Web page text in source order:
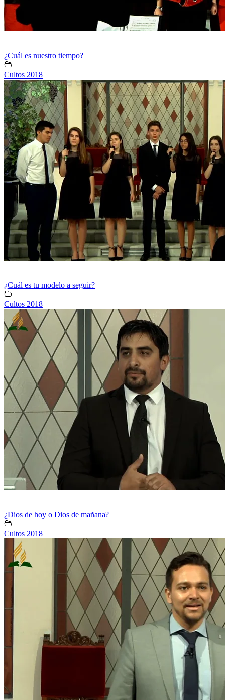
¿Cuál es nuestro tiempo?
Cultos 2018
¿Cuál es tu modelo a seguir?
Cultos 2018
¿Dios de hoy o Dios de mañana?
Cultos 2018